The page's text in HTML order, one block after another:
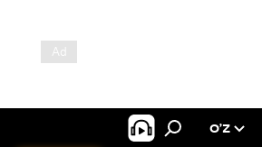
O’Z